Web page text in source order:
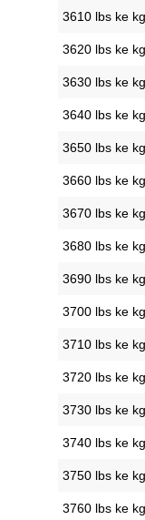
3610 lbs ke kg
3620 lbs ke kg
3630 lbs ke kg
3640 lbs ke kg
3650 lbs ke kg
3660 lbs ke kg
3670 lbs ke kg
3680 lbs ke kg
3690 lbs ke kg
3700 lbs ke kg
3710 lbs ke kg
3720 lbs ke kg
3730 lbs ke kg
3740 lbs ke kg
3750 lbs ke kg
3760 lbs ke kg